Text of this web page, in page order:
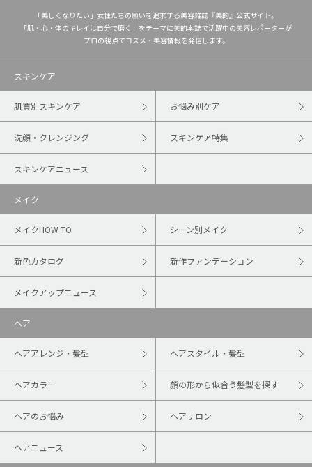
「美しくなりたい」女性たちの願いを追求する美容雑誌『美的』公式サイト。
「肌・心・体のキレイは自分で磨く」をテーマに美的本誌で活躍中の美容レポーターが
プロの視点でコスメ・美容情報を発信します。
スキンケア
肌質別スキンケア お悩み別ケア
洗顔・クレンジング スキンケア特集
スキンケアニュース
メイク
メイクHOW TO シーン別メイク
新色カタログ 新作ファンデーション
メイクアップニュース
ヘア
ヘアアレンジ・髪型 ヘアスタイル・髪型
ヘアカラー 顔の形から似合う髪型を探す
ヘアのお悩み ヘアサロン
ヘアニュース